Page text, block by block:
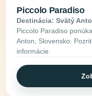
Piccolo Paradiso
Destinácia: Svätý
Piccolo Paradiso
Anton, Slovensko.
informácie.